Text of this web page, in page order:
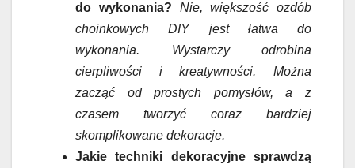
do wykonania?
Nie, większość ozdób
choinkowych DIY jest łatwa do
wykonania. Wystarczy odrobina
cierpliwości i kreatywności. Można
zacząć od prostych pomysłów, a z
czasem tworzyć coraz bardziej
skomplikowane dekoracje.
Jakie techniki dekoracyjne sprawdzą